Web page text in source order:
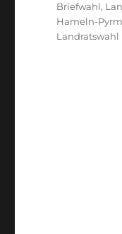
Schlagwörter
Briefwahl,
Hameln-
Landratswahl